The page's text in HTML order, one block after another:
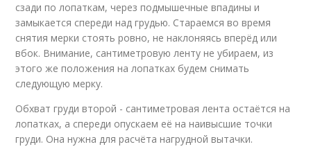
сзади по лопаткам, через подмышечные впадины и
замыкается спереди над грудью. Стараемся во время
снятия мерки стоять ровно, не наклоняясь вперёд или
вбок. Внимание, сантиметровую ленту не убираем, из
этого же положения на лопатках будем снимать
следующую мерку.
Обхват груди второй - сантиметровая лента остаётся на
лопатках, а спереди опускаем её на наивысшие точки
груди. Она нужна для расчёта нагрудной вытачки.